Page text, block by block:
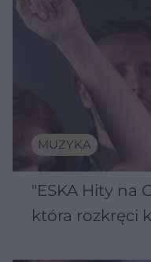
MUZYKA
"ESKA Hity na
która rozkręci